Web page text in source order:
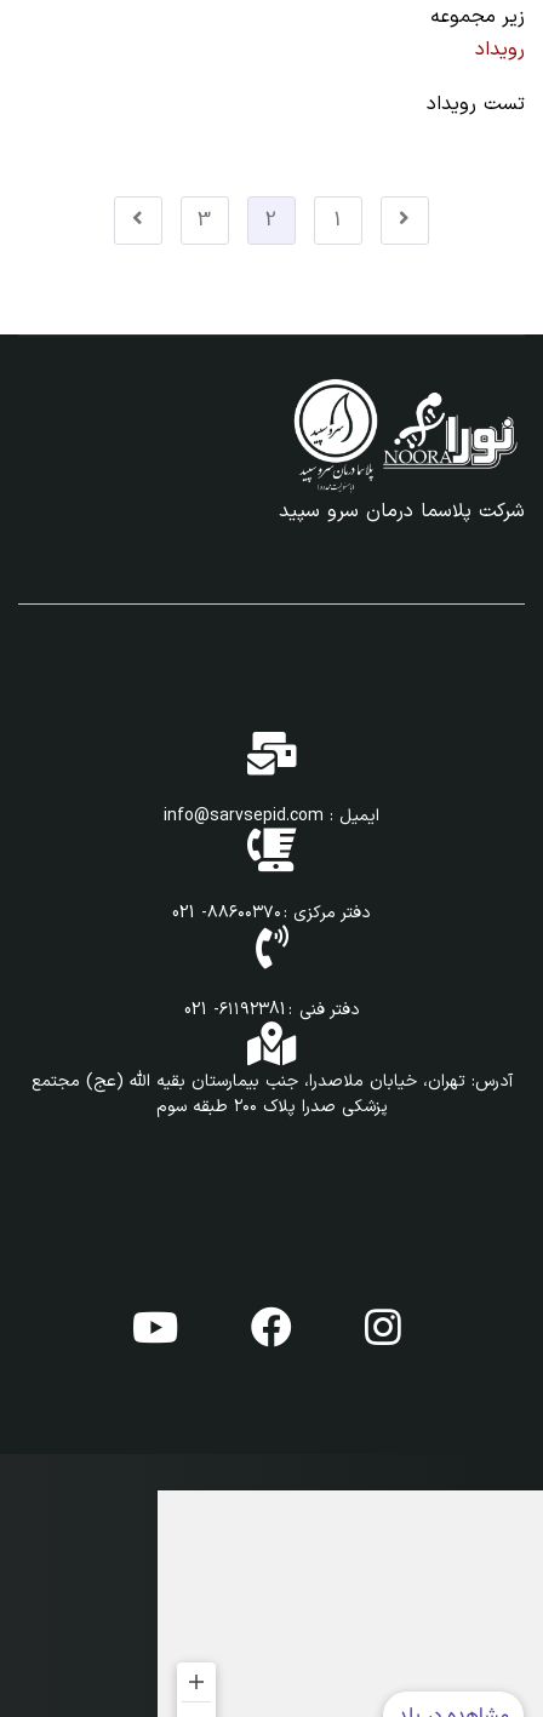
زیر مجموعه
رویداد
تست رویداد
1
2
3
شرکت پلاسما درمان سرو سپید
ایمیل : info@sarvsepid.com
دفتر مرکزی : ۸۸۶۰۰۳۷۰- 021
دفتر فنی : ۶۱۱۹۲۳81- 021
آدرس: تهران، خیابان ملاصدرا، جنب بیمارستان بقیه الله (عج) مجتمع
پزشکی صدرا پلاک ۲۰۰ طبقه سوم